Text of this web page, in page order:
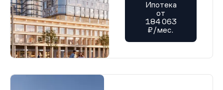
Ипотека
от
184 063
₽/мес.